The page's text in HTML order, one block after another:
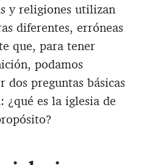
y religiones utilizan
diferentes, erróneas
que, para tener
podamos
preguntas básicas
es la iglesia de